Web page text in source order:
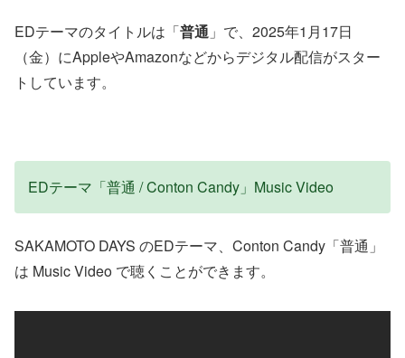
EDテーマのタイトルは「普通 」で、2025年1月17日
（金）にAppleやAmazonなどからデジタル配信がスター
トしています。
EDテーマ「普通 / Conton Candy」Music Video
SAKAMOTO DAYS のEDテーマ、Conton Candy「普通」
は Music Video で聴くことができます。